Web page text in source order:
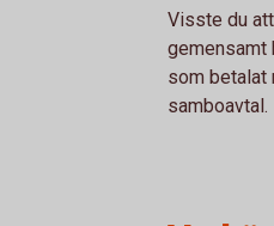
Visste du
gemensamt
som betalat
samboavtal.